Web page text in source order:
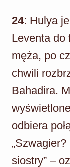
24: Hulya
Leventa do
męża, po
chwili
Bahadira.
odbiera
siostry” –